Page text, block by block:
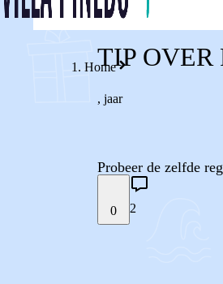
Home
TIP OVER
, jaar
Probeer de zelfde
0 2